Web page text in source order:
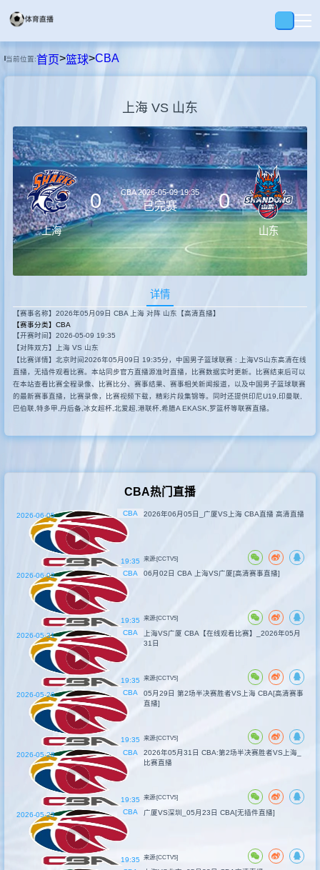
足球
篮球
回放
集锦
快讯
当前位置:首页>篮球>CBA
上海 VS 山东
上海
0 CBA2026-05-09 19:35
已完赛 0
山东
详情
【赛事名称】2026年05月09日 CBA 上海 对阵 山东【高清直播】
【赛事分类】 CBA
【开赛时间】2026-05-09 19:35
【对阵双方】上海 VS 山东
【比赛详情】北京时间2026年05月09日 19:35分，中国男子篮球联赛 : 上海VS山东高清在线
直播，无插件观看比赛。本站同步官方直播源准时直播，比赛数据实时更新。比赛结束后可以
在本站查看比赛全程录像、比赛比分、赛事结果、赛事相关新闻报道，以及中国男子篮球联赛
的最新赛事直播，比赛录像，比赛视频下载，精彩片段集锦等。同时还提供印尼U19,印曼联,
巴伯联,特多甲,丹后备,冰女超杯,北爱超,港联杯,希腊A EKASK,罗篮杯等联赛直播。
CBA热门直播
CBA
19:35
2026-06-05 2026年06月05日_广厦VS上海 CBA直播 高清直播
来源:[CCTV5]
CBA
19:35
2026-06-02 06月02日 CBA 上海VS广厦[高清赛事直播]
来源:[CCTV5]
CBA
19:35
2026-05-31
上海VS广厦 CBA【在线观看比赛】_2026年05月
31日
来源:[CCTV5]
CBA
19:35
2026-05-26
05月29日 第2场半决赛胜者VS上海 CBA[高清赛事
直播]
来源:[CCTV5]
CBA
19:35
2026-05-28
2026年05月31日 CBA:第2场半决赛胜者VS上海_
比赛直播
来源:[CCTV5]
CBA
19:35
2026-05-23 广厦VS深圳_05月23日 CBA[无插件直播]
来源:[CCTV5]